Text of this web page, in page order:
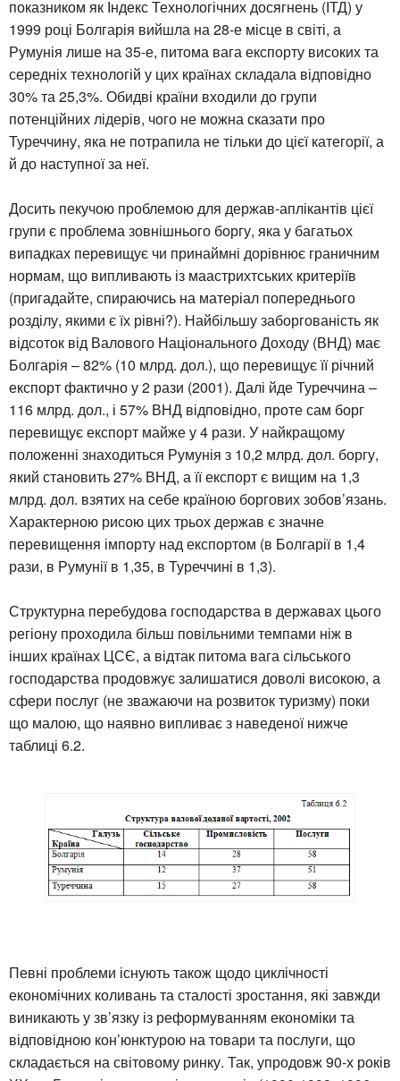
показником як Індекс Технологічних досягнень (ІТД) у
1999 році Болгарія вийшла на 28-е місце в світі, а
Румунія лише на 35-е, питома вага експорту високих та
середніх технологій у цих країнах складала відповідно
30% та 25,3%. Обидві країни входили до групи
потенційних лідерів, чого не можна сказати про
Туреччину, яка не потрапила не тільки до цієї категорії, а
й до наступної за неї.
Досить пекучою проблемою для держав-аплікантів цієї
групи є проблема зовнішнього боргу, яка у багатьох
випадках перевищує чи принаймні дорівнює граничним
нормам, що випливають із маастрихтських критеріїв
(пригадайте, спираючись на матеріал попереднього
розділу, якими є їх рівні?). Найбільшу заборгованість як
відсоток від Валового Національного Доходу (ВНД) має
Болгарія – 82% (10 млрд. дол.), що перевищує її річний
експорт фактично у 2 рази (2001). Далі йде Туреччина –
116 млрд. дол., і 57% ВНД відповідно, проте сам борг
перевищує експорт майже у 4 рази. У найкращому
положенні знаходиться Румунія з 10,2 млрд. дол. боргу,
який становить 27% ВНД, а її експорт є вищим на 1,3
млрд. дол. взятих на себе країною боргових зобов’язань.
Характерною рисою цих трьох держав є значне
перевищення імпорту над експортом (в Болгарії в 1,4
рази, в Румунії в 1,35, в Туреччині в 1,3).
Структурна перебудова господарства в державах цього
регіону проходила більш повільними темпами ніж в
інших країнах ЦСЄ, а відтак питома вага сільського
господарства продовжує залишатися доволі високою, а
сфери послуг (не зважаючи на розвиток туризму) поки
що малою, що наявно випливає з наведеної нижче
таблиці 6.2.
Певні проблеми існують також щодо циклічності
економічних коливань та сталості зростання, які завжди
виникають у зв’язку із реформуванням економіки та
відповідною кон’юнктурою на товари та послуги, що
складається на світовому ринку. Так, упродовж 90-х років